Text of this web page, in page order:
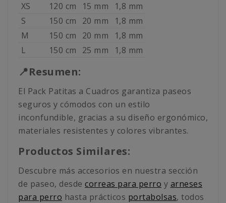
XS
120 cm 15 mm
1,8 mm
S
150 cm 20 mm
1,8 mm
M
150 cm 20 mm
1,8 mm
L
150 cm 25 mm 1,8 mm
📍Resumen:
El Pack Patitas a Cuadros garantiza paseos
seguros y cómodos con un estilo
inconfundible, gracias a su diseño ergonómico,
materiales resistentes y colores vibrantes.
Productos Similares:
Descubre más accesorios en nuestra sección
de paseo, desde correas para perro y arneses
para perro hasta prácticos portabolsas, todos